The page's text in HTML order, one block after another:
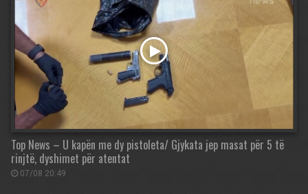
Top News – U kapën me dy pistoleta/ Gjykata jep masat për 5 të
rinjtë, dyshimet për atentat
07/08 20:49